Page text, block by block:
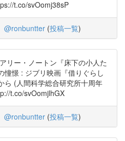
t.co/svOomj38sP
@ronbuntter (投稿一覧)
リー・ノートン『床下の小人た
憧憬 : ジブリ映画『借りぐらし
ら (人間科学総合研究所十周年
t.co/svOomjlhGX
@ronbuntter (投稿一覧)